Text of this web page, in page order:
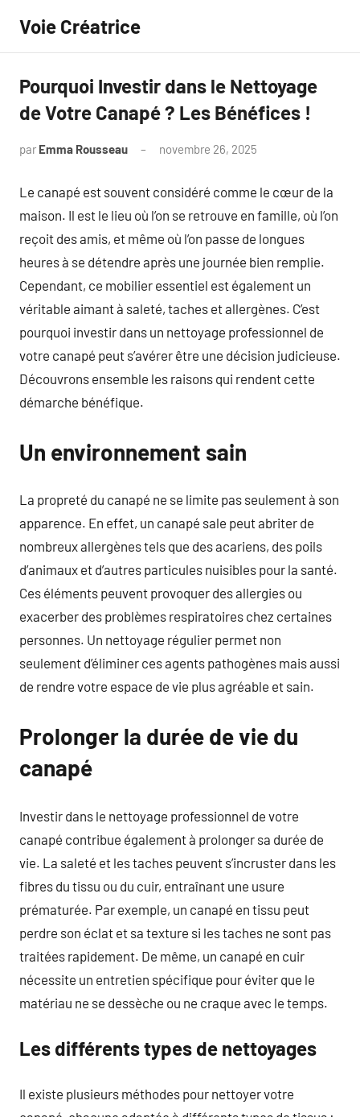
contenu
Voie Créatrice
Pourquoi Investir dans le Nettoyage
de Votre Canapé ? Les Bénéfices !
par Emma Rousseau novembre 26, 2025
Le canapé est souvent considéré comme le cœur de la
maison. Il est le lieu où l’on se retrouve en famille, où l’on
reçoit des amis, et même où l’on passe de longues
heures à se détendre après une journée bien remplie.
Cependant, ce mobilier essentiel est également un
véritable aimant à saleté, taches et allergènes. C’est
pourquoi investir dans un nettoyage professionnel de
votre canapé peut s’avérer être une décision judicieuse.
Découvrons ensemble les raisons qui rendent cette
démarche bénéfique.
Un environnement sain
La propreté du canapé ne se limite pas seulement à son
apparence. En effet, un canapé sale peut abriter de
nombreux allergènes tels que des acariens, des poils
d’animaux et d’autres particules nuisibles pour la santé.
Ces éléments peuvent provoquer des allergies ou
exacerber des problèmes respiratoires chez certaines
personnes. Un nettoyage régulier permet non
seulement d’éliminer ces agents pathogènes mais aussi
de rendre votre espace de vie plus agréable et sain.
Prolonger la durée de vie du
canapé
Investir dans le nettoyage professionnel de votre
canapé contribue également à prolonger sa durée de
vie. La saleté et les taches peuvent s’incruster dans les
fibres du tissu ou du cuir, entraînant une usure
prématurée. Par exemple, un canapé en tissu peut
perdre son éclat et sa texture si les taches ne sont pas
traitées rapidement. De même, un canapé en cuir
nécessite un entretien spécifique pour éviter que le
matériau ne se dessèche ou ne craque avec le temps.
Les différents types de nettoyages
Il existe plusieurs méthodes pour nettoyer votre